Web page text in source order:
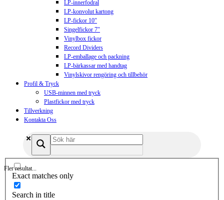
LP-innerfodral
LP-konvolut kartong
LP-fickor 10″
Singelfickor 7″
Vinylbox fickor
Record Dividers
LP-emballage och packning
LP-bärkassar med handtag
Vinylskivor rengöring och tillbehör
Profil & Tryck
USB-minnen med tryck
Plastfickor med tryck
Tillverkning
Kontakta Oss
Fler resultat...
Exact matches only
Search in title